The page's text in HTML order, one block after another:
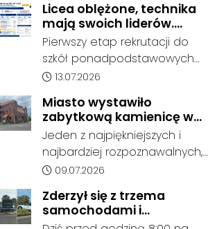
Licea oblężone, technika
mają swoich liderów.
Znamy wstępne wyniki
rekrutacji do szkół w
powiecie
Pierwszy etap rekrutacji do
szkół ponadpodstawowych
prowadzonych przez Powiat
pokazuje coraz wyraźniejsze
preferencje tegorocznych
absolwentów szkół
podstawowych. Dane dotyczą
kandydatów, którzy wskazali
dany oddział jako pierwszy
wybór, dlatego nie stanowią
jeszcze ostatecznego wyniku
Data dodania artykułu:
13.07.2026
Miasto wystawiło
zabytkową kamienicę w
Porcie na sprzedaż. W
dawnym hotelu mają
powstać mieszkania
Jeden z najpiękniejszych i
najbardziej rozpoznawalnych,
ale też najbardziej
Portu został wystawiony na
sprzedaż. Gmina Kędzierzyn-
Data dodania artykułu:
09.07.2026
Zderzył się z trzema
samochodami i
kontynuował jazdę. Seria